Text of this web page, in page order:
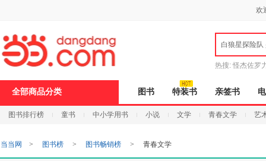
欢
白狼星探险队
热搜: 怪杰佐罗
全部商品分类 图书 特装书 亲签书
图书排行榜 童书 中小学用书 小说 文学 青春文学 艺
打
开
无
障
页
加
当当网 > 图书榜 > 图书畅销榜 > 青春文学